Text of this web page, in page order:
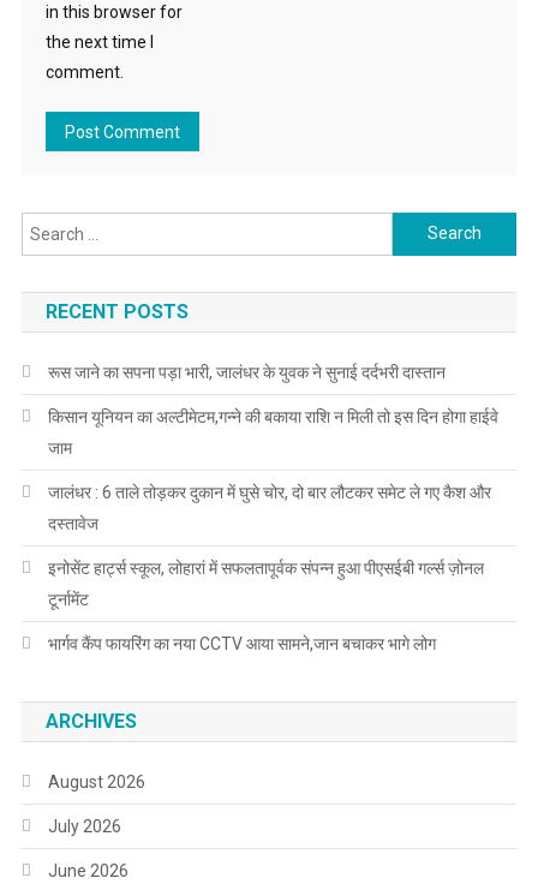
in this browser for
the next time I
comment.
Search for:
RECENT POSTS
रूस जाने का सपना पड़ा भारी, जालंधर के युवक ने सुनाई दर्दभरी दास्तान
किसान यूनियन का अल्टीमेटम,गन्ने की बकाया राशि न मिली तो इस दिन होगा हाईवे
जाम
जालंधर : 6 ताले तोड़कर दुकान में घुसे चोर, दो बार लौटकर समेट ले गए कैश और
दस्तावेज
इनोसेंट हार्ट्स स्कूल, लोहारां में सफलतापूर्वक संपन्न हुआ पीएसईबी गर्ल्स ज़ोनल
टूर्नामेंट
भार्गव कैंप फायरिंग का नया CCTV आया सामने,जान बचाकर भागे लोग
ARCHIVES
August 2026
July 2026
June 2026